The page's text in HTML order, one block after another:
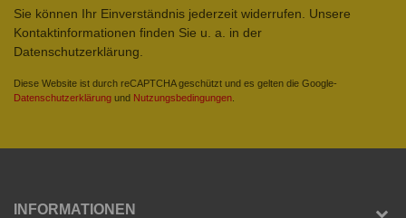
Sie können Ihr Einverständnis jederzeit widerrufen. Unsere
Kontaktinformationen finden Sie u. a. in der
Datenschutzerklärung.
Diese Website ist durch reCAPTCHA geschützt und es gelten die Google-
Datenschutzerklärung und Nutzungsbedingungen
INFORMATIONEN